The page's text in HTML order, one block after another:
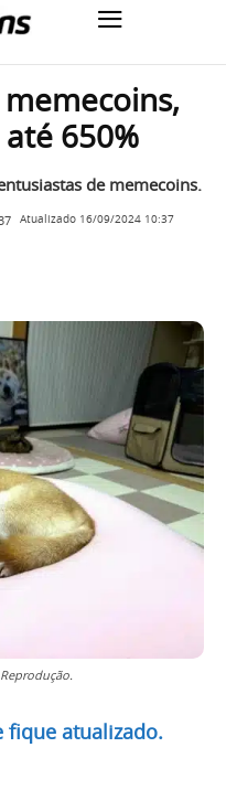
650%
de memecoins.
Atualizado 16/09/2024 10:37
fique atualizado.